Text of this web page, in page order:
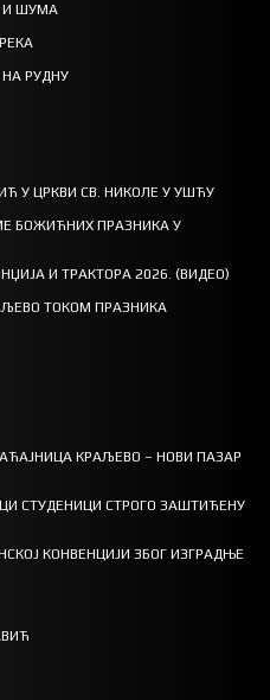
И ШУМА
НА РУДНУ
У ЦРКВИ СВ. НИКОЛЕ У УШЋУ
БОЖИЋНИХ ПРАЗНИКА У
И ТРАКТОРА 2026. (ВИДЕО)
ТОКОМ ПРАЗНИКА
КРАЉЕВО – НОВИ ПАЗАР
СТУДЕНИЦИ СТРОГО ЗАШТИЋЕНУ
КОНВЕНЦИЈИ ЗБОГ ИЗГРАДЊЕ